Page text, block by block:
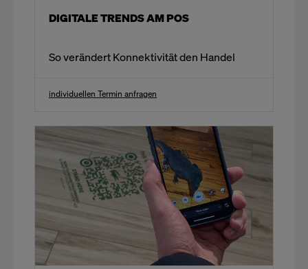
DIGITALE TRENDS AM POS
So verändert Konnektivität den Handel
individuellen Termin anfragen